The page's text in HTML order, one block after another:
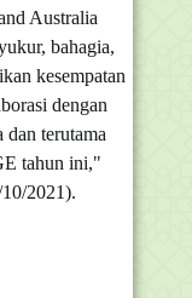
Australia
bahagia,
kesempatan
dengan
terutama
tahun ini,"
2021).